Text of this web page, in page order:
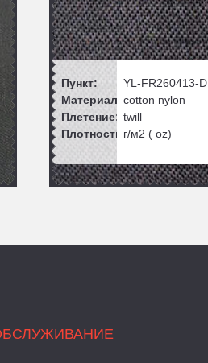
Пункт:
YL-FR260413-D
Материал: cotton nylon
Плетение: twill
Плотность:г/м2 ( oz)